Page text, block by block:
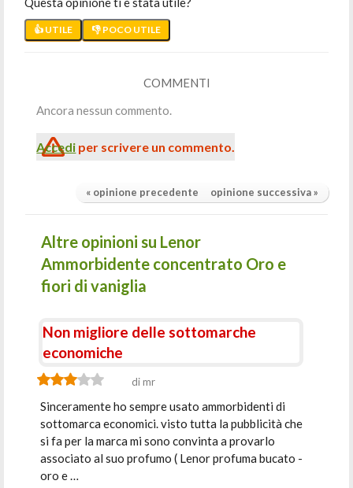
👍 UTILE 👎 POCO UTILE
COMMENTI
Ancora nessun commento.
Accedi per scrivere un commento.
« opinione precedente opinione successiva »
Altre opinioni su Lenor
Ammorbidente concentrato Oro e
fiori di vaniglia
Non migliore delle sottomarche
economiche
di mr
Sinceramente ho sempre usato ammorbidenti di
sottomarca economici. visto tutta la pubblicità che
si fa per la marca mi sono convinta a provarlo
associato al suo profumo ( Lenor profuma bucato -
oro e …